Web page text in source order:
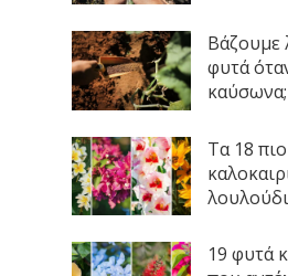
Βάζουμε
φυτά
καύσωνα;
Τα 18
19 φυτά